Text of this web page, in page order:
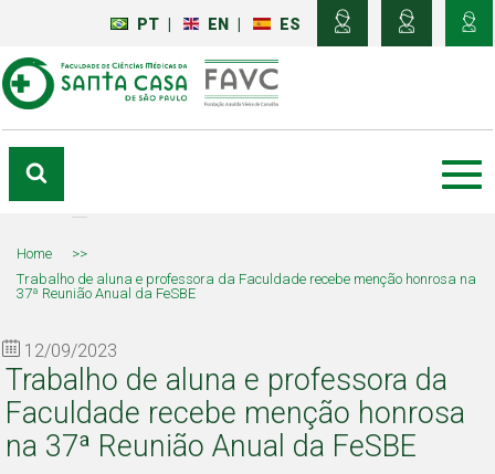
PT EN ES
Home
>>
Trabalho de aluna e professora da Faculdade recebe menção honrosa na
37ª Reunião Anual da FeSBE
12/09/2023
Trabalho de aluna e professora da
Faculdade recebe menção honrosa
na 37ª Reunião Anual da FeSBE